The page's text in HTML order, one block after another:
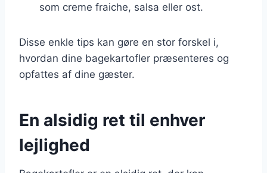
som creme fraiche, salsa eller ost.
Disse enkle tips kan gøre en stor forskel i,
hvordan dine bagekartofler præsenteres og
opfattes af dine gæster.
En alsidig ret til enhver
lejlighed